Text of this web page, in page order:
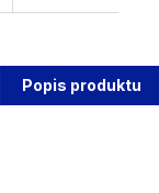
Popis produktu